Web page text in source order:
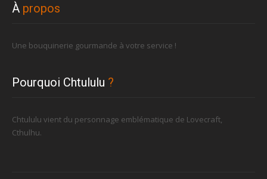
À propos
Une bouquinerie gourmande à votre service !
Pourquoi Chtululu ?
Chtululu vient du personnage emblématique de Lovecraft,
Cthulhu.